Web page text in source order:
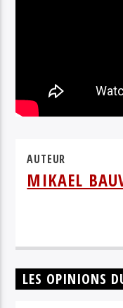
AUTEUR
MIKAEL
LES OPINIONS